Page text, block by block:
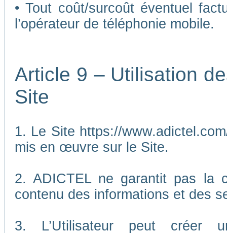
• Tout coût/surcoût éventuel
l’opérateur de téléphonie mobile.
Article 9 – Utilisation
Site
1. Le Site https://
mis en œuvre sur le Site.
2. ADICTEL ne garantit pas la
contenu des informations et des
3. L’Utilisateur peut créer